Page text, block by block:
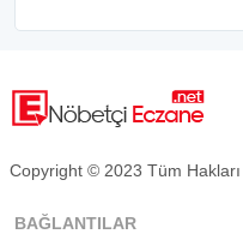
Copyright © 2023 Tüm Hakları
BAĞLANTILAR